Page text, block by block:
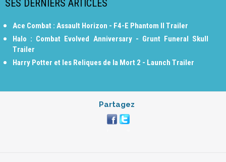
SES DERNIERS ARTICLES
Ace Combat : Assault Horizon - F4-E Phantom II Trailer
Halo : Combat Evolved Anniversary - Grunt Funeral Skull
Trailer
Harry Potter et les Reliques de la Mort 2 - Launch Trailer
Partagez